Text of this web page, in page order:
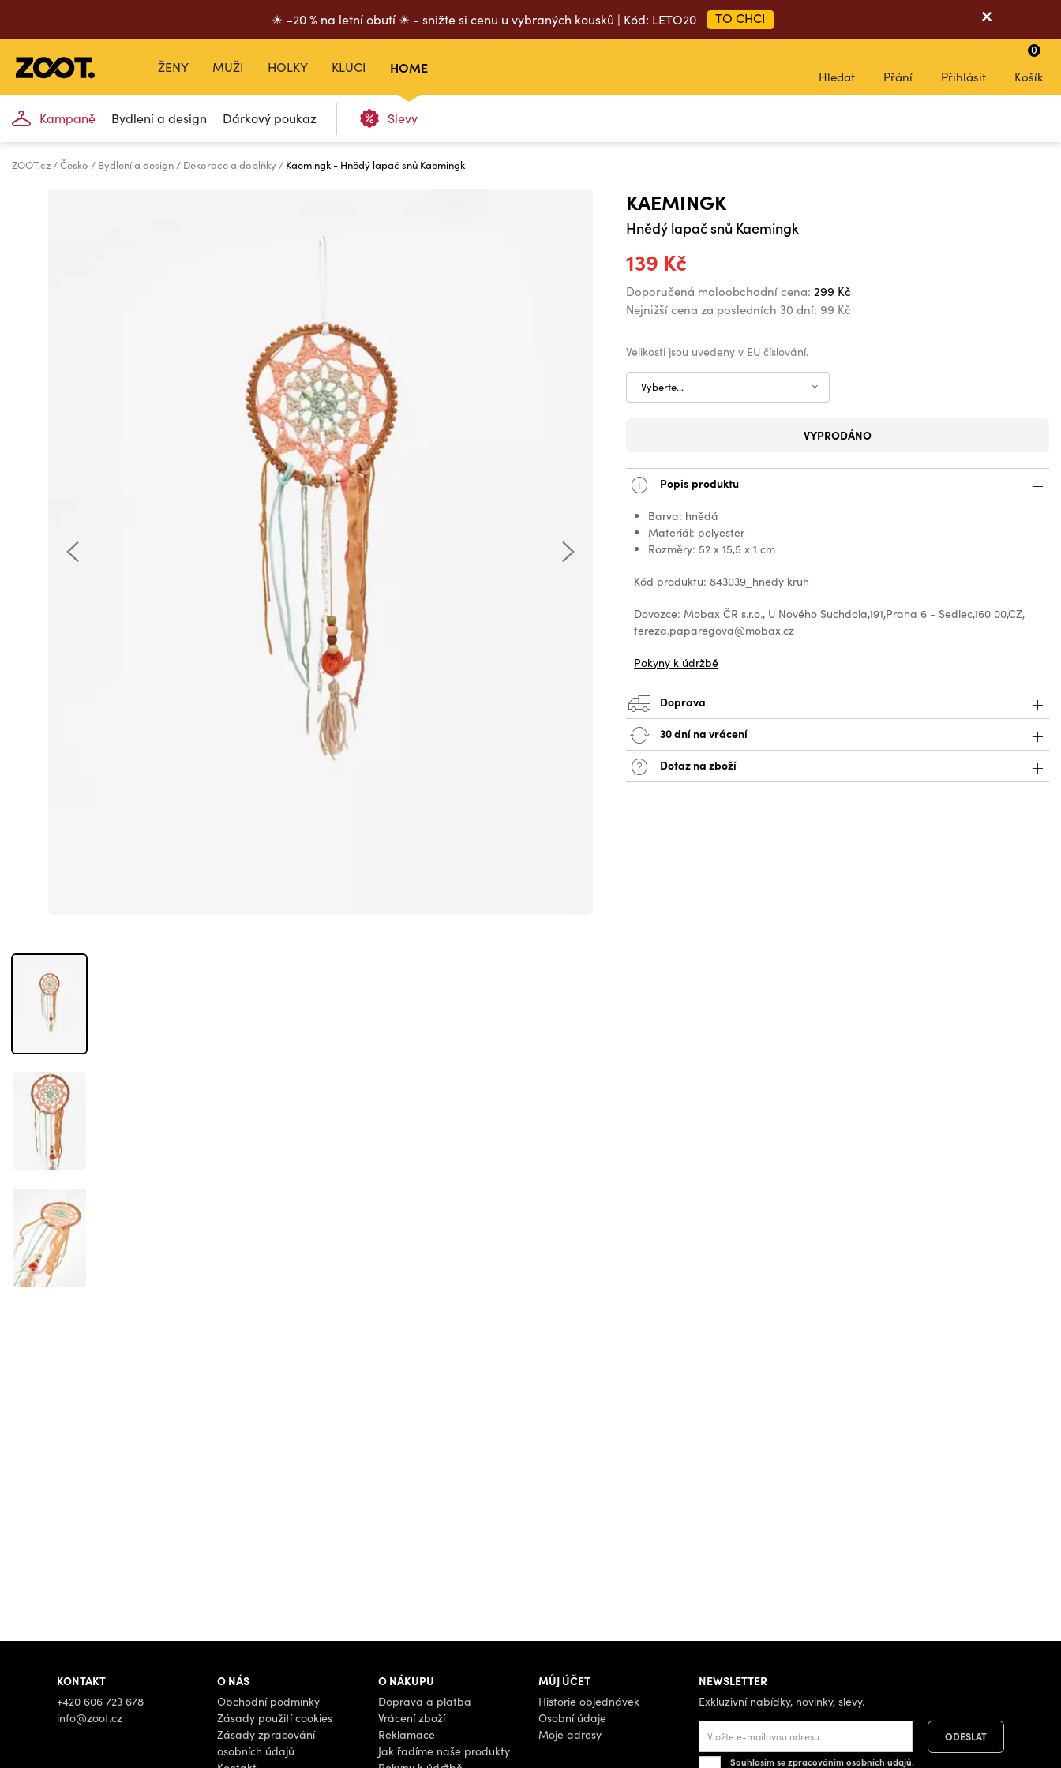
☀ –20 % na letní obutí ☀ - snižte si cenu u vybraných kousků | Kód: LETO20 TO CHCI
ŽENY MUŽI HOLKY KLUCI HOME
Kampaně Bydlení a design Dárkový poukaz Slevy
Hledat Přání Přihlásit Košík
0
ZOOT.cz Česko Bydlení a design Dekorace a doplňky Kaemingk - Hnědý lapač snů Kaemingk
KAEMINGK
Hnědý lapač snů Kaemingk
139 Kč
Doporučená maloobchodní cena: 299 Kč
Nejnižší cena za posledních 30 dní: 99 Kč
Velikosti jsou uvedeny v EU číslování.
Vyberte...
VYPRODÁNO
Popis produktu
Barva: hnědá
Materiál: polyester
Rozměry: 52 x 15,5 x 1 cm
Kód produktu: 843039_hnedy kruh
Dovozce: Mobax ČR s.r.o., U Nového Suchdola,191,Praha 6 - Sedlec,160 00,CZ,
tereza.paparegova@mobax.cz
Pokyny k údržbě
Doprava
30 dní na vrácení
Dotaz na zboží
KONTAKT
+420 606 723 678
info@zoot.cz
O NÁS
Obchodní podmínky
Zásady použití cookies
Zásady zpracování
osobních údajů
O NÁKUPU
Doprava a platba
Vrácení zboží
Reklamace
Jak řadíme naše produkty
MŮJ ÚČET
Historie objednávek
Osobní údaje
Moje adresy
NEWSLETTER
Exkluzivní nabídky, novinky, slevy.
Souhlasím se zpracováním osobních údajů.